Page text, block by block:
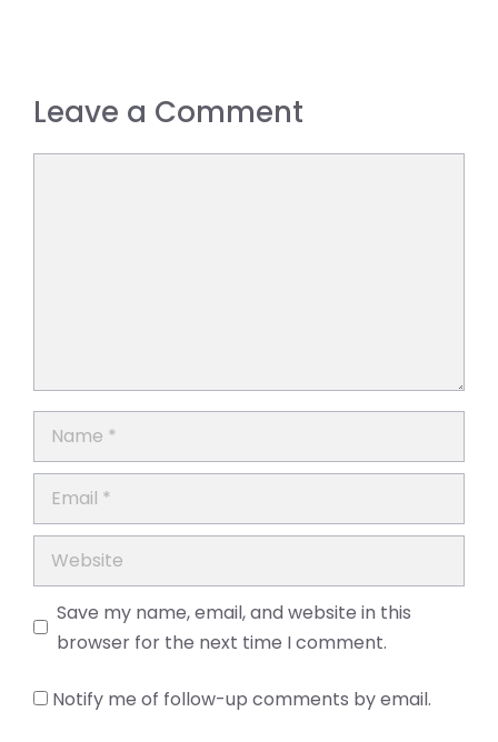
Leave a Comment
Name
Email
Website
Save my name, email, and website in this
browser for the next time I comment.
Notify me of follow-up comments by email.